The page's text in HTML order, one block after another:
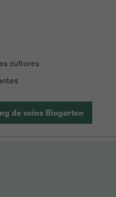
cultures
de soins Biogarten